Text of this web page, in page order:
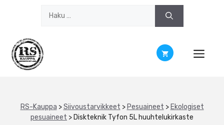
RS-Kauppa >Siivoustarvikkeet > Pesuaineet > Ekologiset
pesuaineet > Diskteknik Tyfon 5L huuhtelukirkaste